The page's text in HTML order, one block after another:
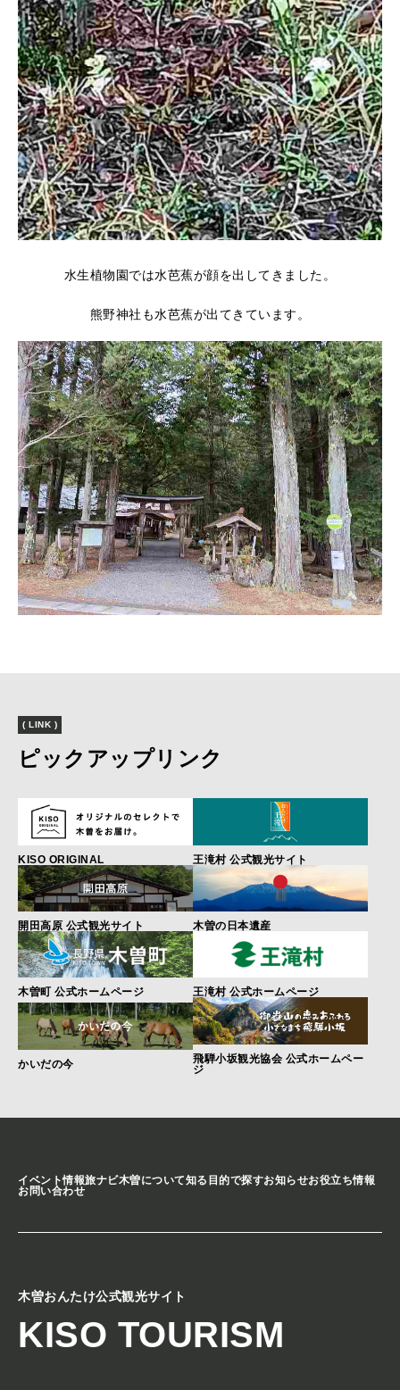
水生植物園では水芭蕉が顔を出してきました。
熊野神社も水芭蕉が出てきています。
( LINK )
ピックアップリンク
KISO ORIGINAL 王滝村 公式観光サイト
開田高原 公式観光サイト 木曽の日本遺産
木曽町 公式ホームページ 王滝村 公式ホームページ
かいだの今
飛騨小坂観光協会 公式ホームペー
ジ
イベント情報旅ナビ木曽について知る 目的で探すお知らせお役立ち情報
お問い合わせ
木曽おんたけ公式観光サイト
KISO TOURISM